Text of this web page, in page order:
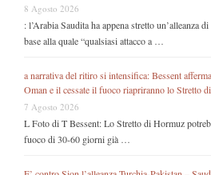
8 Agosto 2026
: l’Arabia Saudita ha appena stretto un’alleanza
base alla quale “qualsiasi attacco a …
a narrativa del ritiro si intensifica: Bessent
Oman e il cessate il fuoco riapriranno lo Stretto
7 Agosto 2026
L Foto di T Bessent: Lo Stretto di Hormuz
fuoco di 30-60 giorni già …